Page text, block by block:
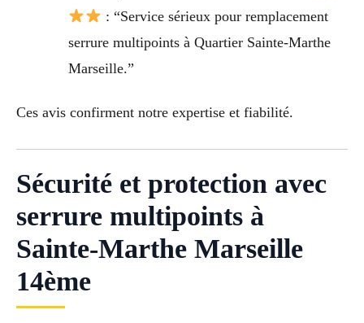
: “Service sérieux pour remplacement
serrure multipoints à Quartier Sainte-Marthe
Marseille.”
Ces avis confirment notre expertise et fiabilité.
Sécurité et protection avec
serrure multipoints à
Sainte-Marthe Marseille
14ème